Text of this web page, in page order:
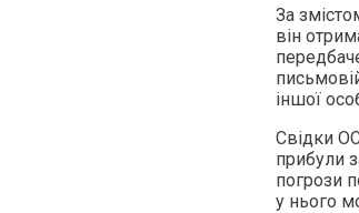
За
він
іншої
Свідки
прибули
погрози
у нього